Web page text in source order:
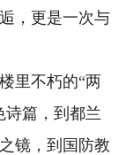
，更是一次与
里不朽的“两
诗篇，到都兰
镜，到国防教